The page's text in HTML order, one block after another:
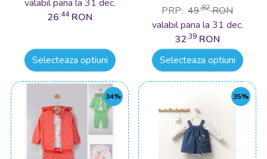
valabil pana la 31 dec.
26,44 RON
Selecteaza optiuni
PRP: 49,82 RON
valabil pana la 31 dec.
32,39 RON
Selecteaza optiuni
34% 35%